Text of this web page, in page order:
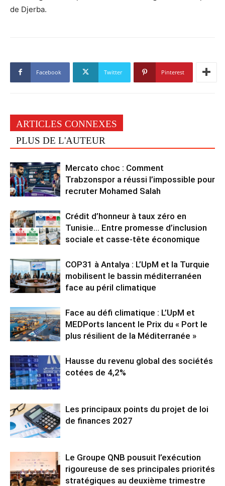
de Djerba.
Facebook Twitter Pinterest
ARTICLES CONNEXES
PLUS DE L'AUTEUR
Mercato choc : Comment
Trabzonspor a réussi l’impossible pour
recruter Mohamed Salah
Crédit d’honneur à taux zéro en
Tunisie… Entre promesse d’inclusion
sociale et casse-tête économique
COP31 à Antalya : L’UpM et la Turquie
mobilisent le bassin méditerranéen
face au péril climatique
Face au défi climatique : L’UpM et
MEDPorts lancent le Prix du « Port le
plus résilient de la Méditerranée »
Hausse du revenu global des sociétés
cotées de 4,2%
Les principaux points du projet de loi
de finances 2027
Le Groupe QNB pousuit l’exécution
rigoureuse de ses principales priorités
stratégiques au deuxième trimestre